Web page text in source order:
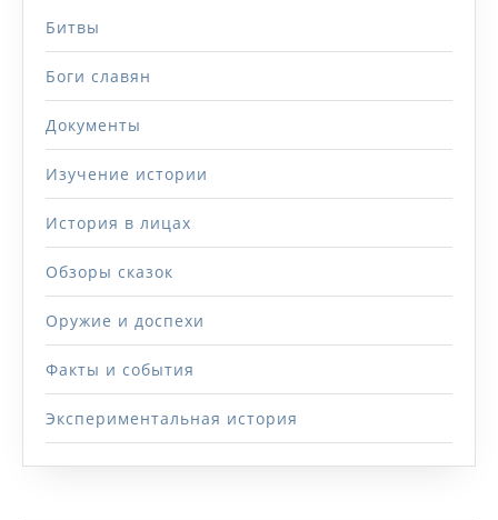
Битвы
Боги славян
Документы
Изучение истории
История в лицах
Обзоры сказок
Оружие и доспехи
Факты и события
Экспериментальная история